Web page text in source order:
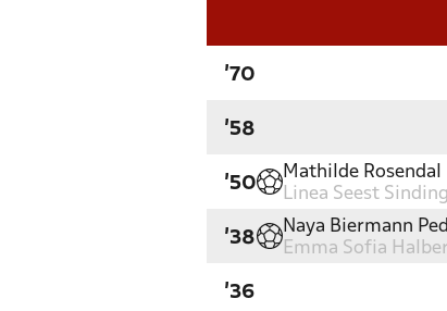
'70
'58
'50
Mathilde Rosendal
Linea Seest Sinding
'38
Naya Biermann
Emma Sofia
'36